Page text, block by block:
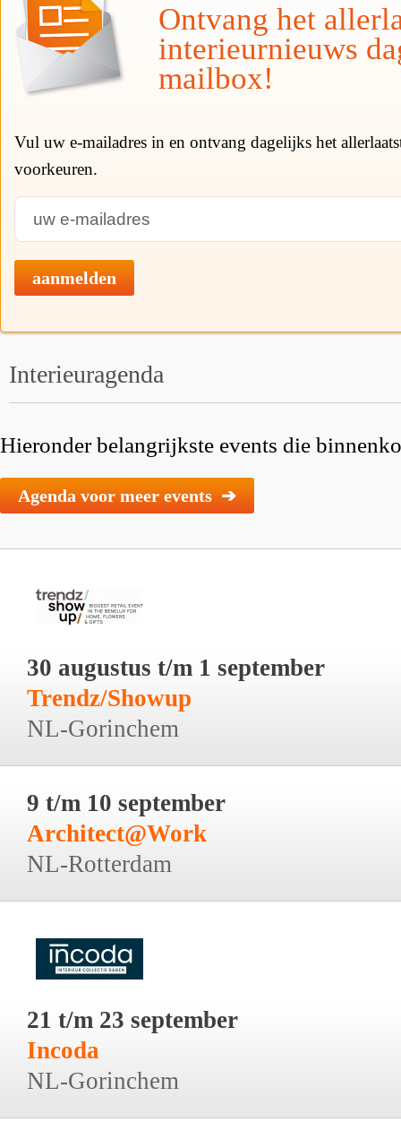
Ontvang het
interieurnieuws
mailbox!
Vul uw e-mailadres in en ontvang dagelijks het
voorkeuren.
aanmelden
Interieuragenda
Hieronder belangrijkste events die
Agenda voor meer events ➔
30 augustus t/m 1 september
Trendz/Showup
NL-Gorinchem
9 t/m 10 september
Architect@Work
NL-Rotterdam
21 t/m 23 september
Incoda
NL-Gorinchem